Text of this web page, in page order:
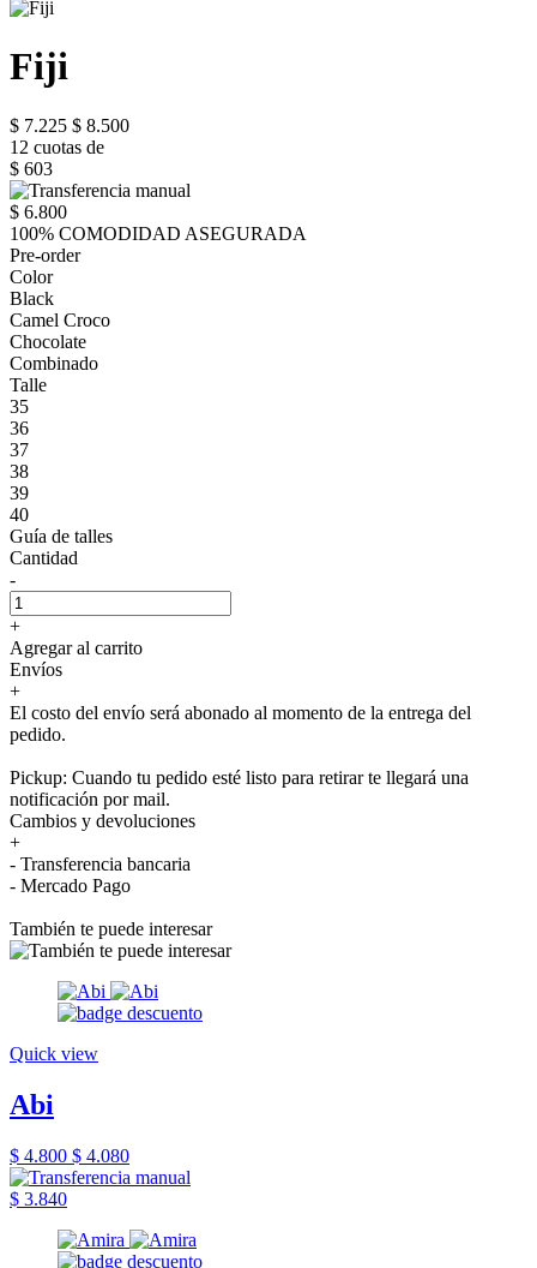
Fiji
$ 7.225 $ 8.500
12 cuotas de
$ 603
$ 6.800
100% COMODIDAD ASEGURADA
Pre-order
Color
Black
Camel Croco
Chocolate
Combinado
Talle
35
36
37
38
39
40
Guía de talles
Cantidad
-
+
Agregar al carrito
Envíos
+
El costo del envío será abonado al momento de la entrega del
pedido.
Pickup: Cuando tu pedido esté listo para retirar te llegará una
notificación por mail.
Cambios y devoluciones
+
- Transferencia bancaria
- Mercado Pago
También te puede interesar
Quick view
Abi
$ 4.800 $ 4.080
$ 3.840